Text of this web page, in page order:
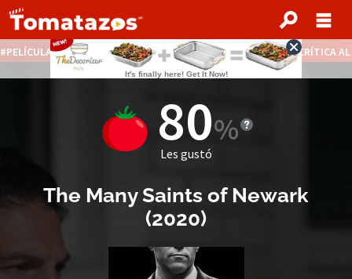
PELÍCULAS STREAMING GRATIS NOTICIAS DESTACADAS CRÍTICA
80
Les gustó
The Many Saints of Newark
(2020)